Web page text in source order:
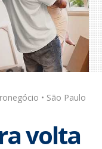
• São Paulo
volta